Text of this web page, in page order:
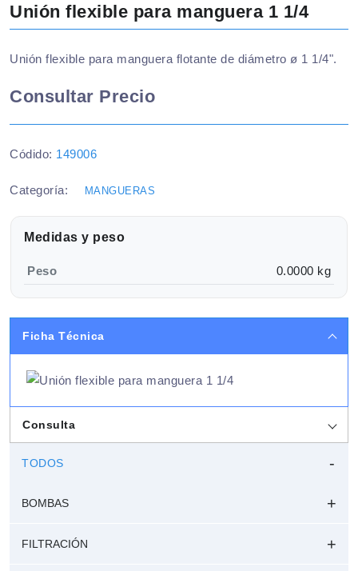
Unión flexible para manguera 1 1/4
Unión flexible para manguera flotante de diámetro ø 1 1/4".
Consultar Precio
Códido: 149006
Categoría: MANGUERAS
Medidas y peso
Peso 0.0000 kg
Ficha Técnica
Consulta
TODOS
BOMBAS
FILTRACIÓN